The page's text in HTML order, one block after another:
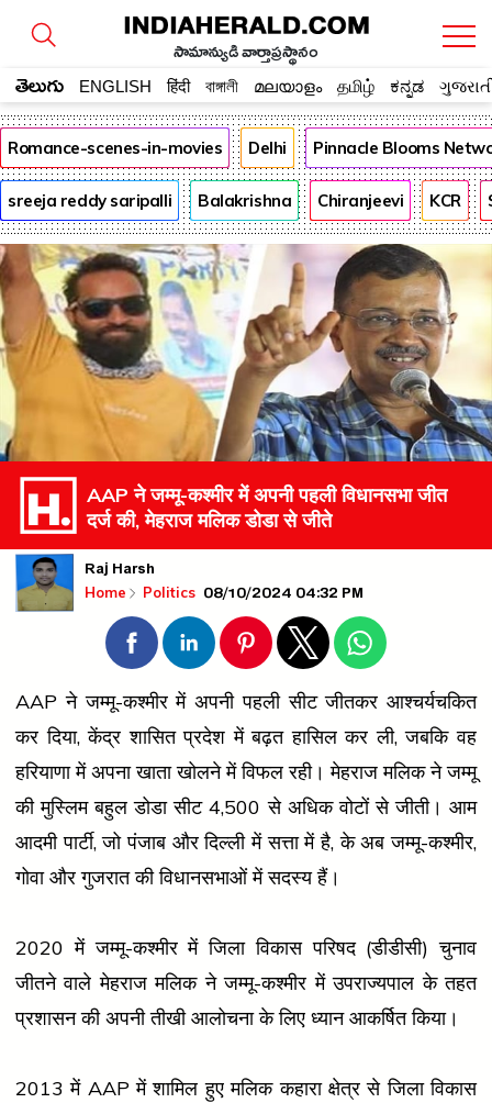
సామాన్యుడి వార్తాప్రస్థానం
తెలుగు ENGLISH हिंदी বাঙ্গালী മലയാളം தமிழ் ಕನ್ನಡ
Romance-scenes-in-movies Delhi Pinnacle Blooms
sreeja reddy saripalli Balakrishna Chiranjeevi KCR
AAP ने जम्मू-कश्मीर में अपनी पहली विधानसभा जीत
दर्ज की, मेहराज मलिक डोडा से जीते
Raj Harsh
Home Politics 08/10/2024 04:32 PM
AAP ने जम्मू-कश्मीर में अपनी पहली सीट जीतकर आश्चर्यचकित
कर दिया, केंद्र शासित प्रदेश में बढ़त हासिल कर ली, जबकि वह
हरियाणा में अपना खाता खोलने में विफल रही। मेहराज मलिक ने जम्मू
की मुस्लिम बहुल डोडा सीट 4,500 से अधिक वोटों से जीती। आम
आदमी पार्टी, जो पंजाब और दिल्ली में सत्ता में है, के अब जम्मू-कश्मीर,
गोवा और गुजरात की विधानसभाओं में सदस्य हैं।
2020 में जम्मू-कश्मीर में जिला विकास परिषद (डीडीसी) चुनाव
जीतने वाले मेहराज मलिक ने जम्मू-कश्मीर में उपराज्यपाल के तहत
प्रशासन की अपनी तीखी आलोचना के लिए ध्यान आकर्षित किया।
2013 में AAP में शामिल हुए मलिक कहारा क्षेत्र से जिला विकास